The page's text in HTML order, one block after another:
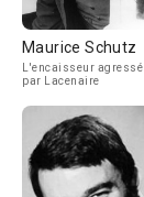
Maurice Schutz
L'encaisseur agressé
par Lacenaire